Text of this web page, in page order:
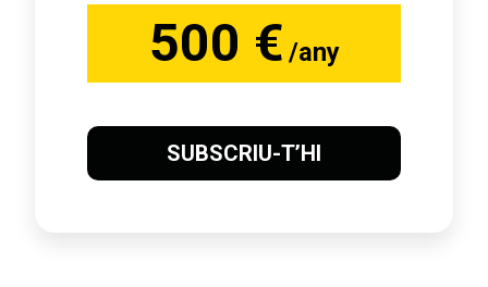
500 € /any
SUBSCRIU-T’HI